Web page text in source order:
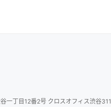
一丁目12番2号 クロスオフィス渋谷311